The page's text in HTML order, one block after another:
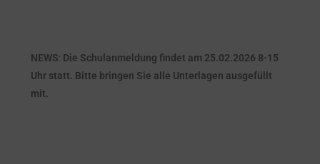
NEWS: Die Schulanmeldung findet am 25.02.2026 8-15
Uhr statt. Bitte bringen Sie alle Unterlagen ausgefüllt
mit.